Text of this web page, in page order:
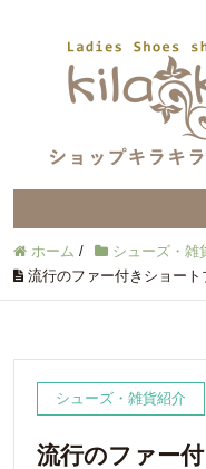
ホーム / シューズ・雑
流行のファー付きショート
シューズ・雑貨紹介
流行のファー